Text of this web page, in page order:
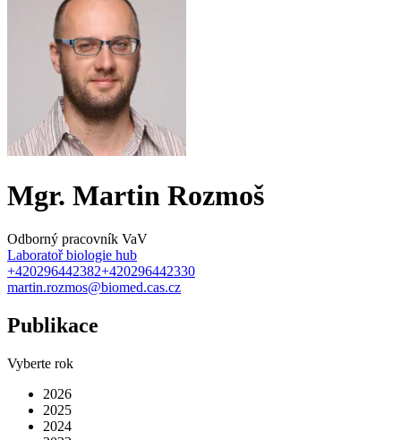
Mgr. Martin Rozmoš
Odborný pracovník VaV
Laboratoř biologie hub
+420296442382+420296442330
martin.rozmos@biomed.cas.cz
Publikace
Vyberte rok
2026
2025
2024